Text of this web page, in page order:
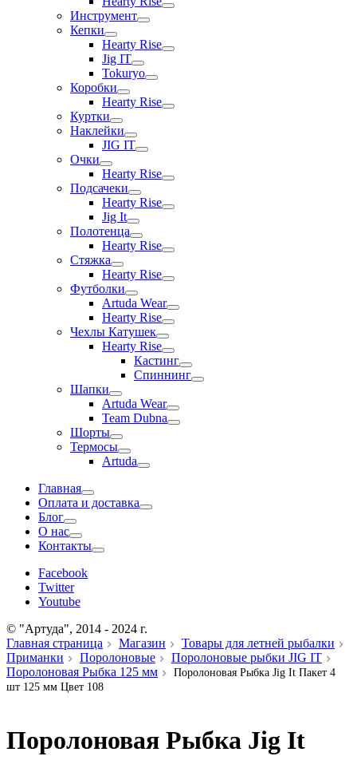
Инструмент
Кепки
Hearty Rise
Jig IT
Tokuryo
Коробки
Hearty Rise
Куртки
Наклейки
JIG IT
Очки
Hearty Rise
Подсачеки
Hearty Rise
Jig It
Полотенца
Hearty Rise
Стяжка
Hearty Rise
Футболки
Artuda Wear
Hearty Rise
Чехлы Катушек
Hearty Rise
Кастинг
Спиннинг
Шапки
Artuda Wear
Team Dubna
Шорты
Термосы
Artuda
Главная
Оплата и доставка
Блог
О нас
Контакты
Facebook
Twitter
Youtube
© "Артуда", 2014 - 2024 г.
Главная страница
Магазин
Товары для летней рыбалки
Приманки
Поролоновые
Поролоновые рыбки JIG IT
Поролоновая Рыбка 125 мм
Поролоновая Рыбка Jig It Пакет 4
шт 125 мм Цвет 108
Поролоновая Рыбка Jig It